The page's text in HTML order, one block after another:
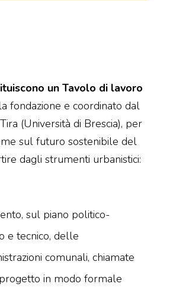
un Tavolo di lavoro
fondazione e coordinato dal
(Università di Brescia), per
sul futuro sostenibile del
dagli strumenti urbanistici:
sul piano politico-
e tecnico, delle
comunali, chiamate
in modo formale